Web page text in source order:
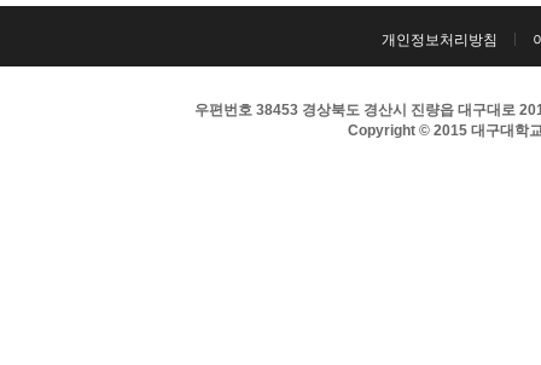
개인정보처리방침
우편번호 38453 경상북도 경산시 진량읍 대구대로
Copyright © 2015 대구대학